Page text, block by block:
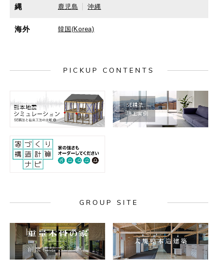
縄
鹿児島
沖縄
海外 韓国(Korea)
PICKUP CONTENTS
GROUP SITE